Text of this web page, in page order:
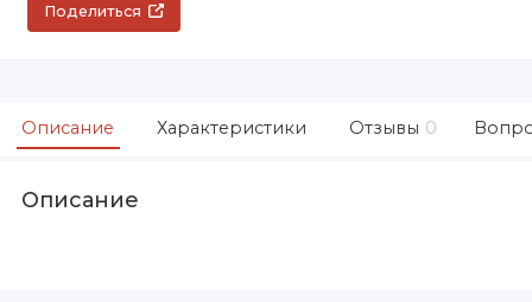
Поделиться
Описание Характеристики Отзывы 0
Описание